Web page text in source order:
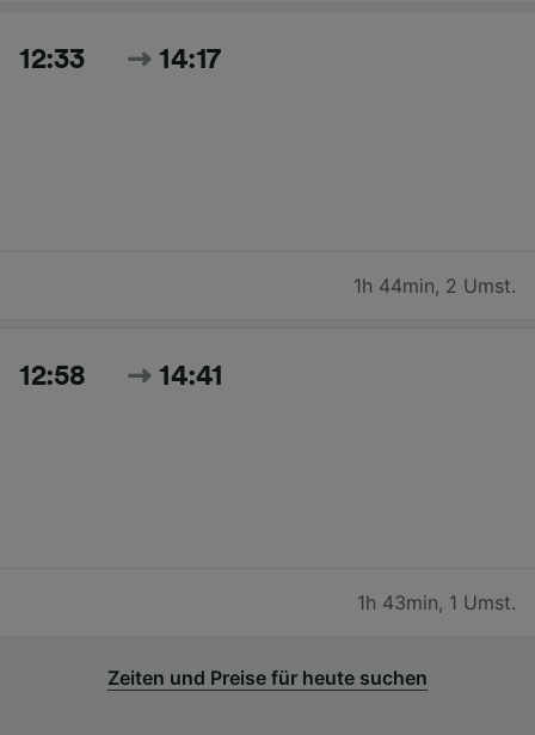
12:33 14:17
1h 44min, 2 Umst.
12:58 14:41
1h 43min, 1 Umst.
Zeiten und Preise für heute suchen